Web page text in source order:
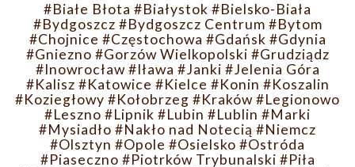
#Białe Błota #Białystok #Bielsko-Biała
#Bydgoszcz #Bydgoszcz Centrum #Bytom
#Chojnice #Częstochowa #Gdańsk #Gdynia
#Gniezno #Gorzów Wielkopolski #Grudziądz
#Inowrocław #Iława #Janki #Jelenia Góra
#Kalisz #Katowice #Kielce #Konin #Koszalin
#Koziegłowy #Kołobrzeg #Kraków#Legionowo
#Leszno #Lipnik #Lubin #Lublin #Marki
#Mysiadło #Nakło nad Notecią #Niemcz
#Olsztyn #Opole #Osielsko #Ostróda
#Piaseczno #Piotrków Trybunalski #Piła